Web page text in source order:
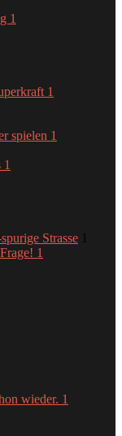
1
1
spielen 1
1
Strasse 1
1
wieder. 1